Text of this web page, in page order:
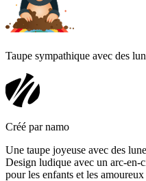
Taupe sympathique avec des
Créé par namo
Une taupe joyeuse avec des
Design ludique avec un arc-en-
pour les enfants et les